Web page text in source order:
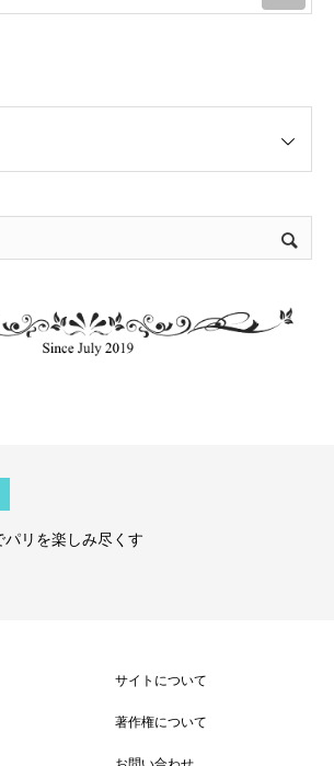
リを楽しみ尽くす
サイトについて
著作権について